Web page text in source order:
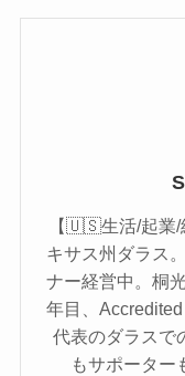
【🇺🇸生活/起業/
キサス州ダラス
ナー経営中。桐
年目、
代表のダラスで
もサポーター